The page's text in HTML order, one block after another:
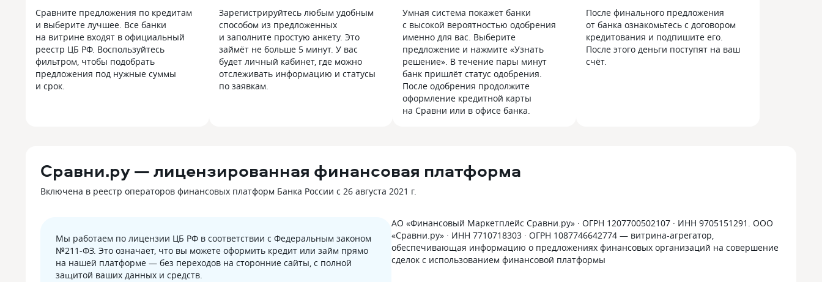
Сравните предложения по кредитам
и выберите лучшее. Все банки
на витрине входят в официальный
реестр ЦБ РФ. Воспользуйтесь
фильтром, чтобы подобрать
предложения под нужные суммы
и срок.
Зарегистрируйтесь любым удобным
способом из предложенных
и заполните простую анкету. Это
займёт не больше 5 минут. У вас
будет личный кабинет, где можно
отслеживать информацию и статусы
по заявкам.
Умная система покажет банки
с высокой вероятностью одобрения
именно для вас. Выберите
предложение и нажмите «Узнать
решение». В течение пары минут
банк пришлёт статус одобрения.
После одобрения продолжите
оформление кредитной карты
на Сравни или в офисе банка.
После финального предложения
от банка ознакомьтесь с договором
кредитования и подпишите его.
После этого деньги поступят на ваш
счёт.
Сравни.ру — лицензированная финансовая платформа
Включена в реестр операторов финансовых платформ Банка России с 26 августа 2021 г.
Мы работаем по лицензии ЦБ РФ в соответствии с Федеральным законом
№211-ФЗ. Это означает, что вы можете оформить кредит или займ прямо
на нашей платформе — без переходов на сторонние сайты, с полной
защитой ваших данных и средств.
АО «Финансовый Маркетплейс Сравни.ру» · ОГРН 1207700502107 · ИНН 9705151291. ООО
«Сравни.ру» · ИНН 7710718303 · ОГРН 1087746642774 — витрина-агрегатор,
обеспечивающая информацию о предложениях финансовых организаций на совершение
сделок с использованием финансовой платформы